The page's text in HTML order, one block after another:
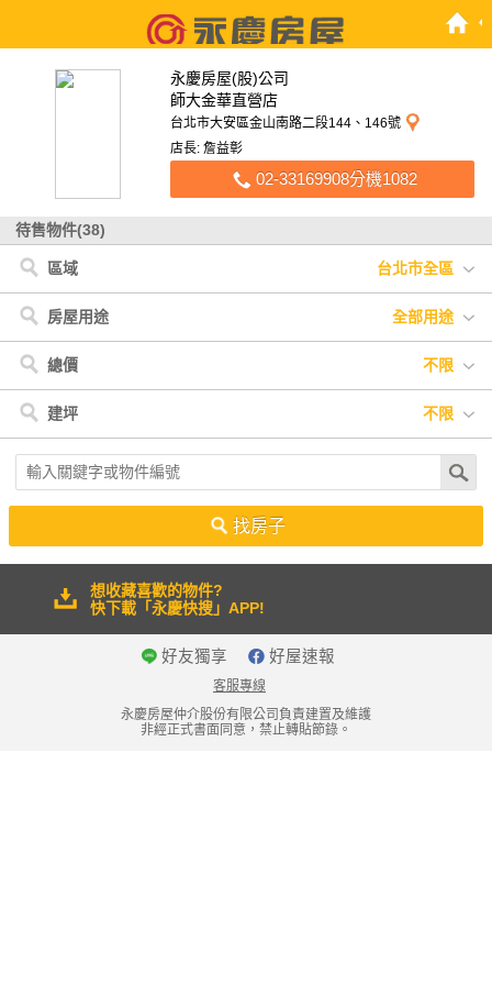
永慶房屋(股)公司
師大金華直營店
台北市大安區金山南路二段144、146號
店長: 詹益彰
02-33169908分機1082
待售物件(38)
區域 台北市全區
台北市 新北市
< 台北市 中正區 信義區
文山區
< 新北市 板橋區
房屋用途 全部用途
全部用途 其他
總價 不限
不限 900萬以下
建坪 不限
不限 20坪以下 20坪-30坪 30坪-40坪
40坪-50坪
50坪以上
找房子
想收藏喜歡的物件?
快下載「永慶快搜」APP!
好友獨享 好屋速報
客服專線
永慶房屋仲介股份有限公司負責建置及維護
非經正式書面同意，禁止轉貼節錄。